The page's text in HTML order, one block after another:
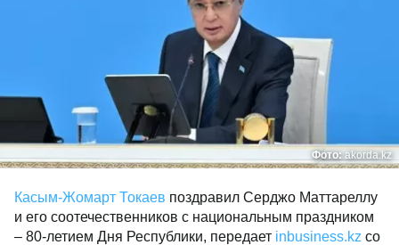
Фото: akorda.kz
Касым-Жомарт Токаев поздравил Серджо Маттареллу
и его соотечественников с национальным праздником
– 80-летием Дня Республики, передает inbusiness.kz со